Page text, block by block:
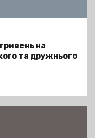
на
та дружнього